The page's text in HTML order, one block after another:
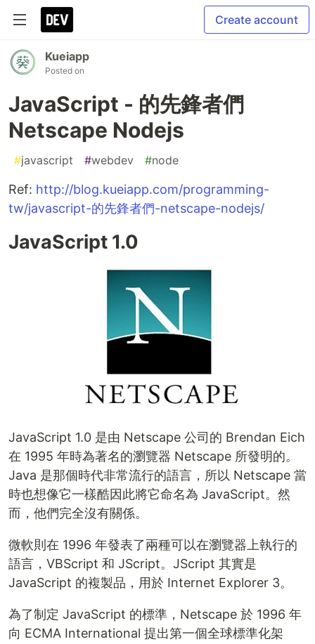
Create account
Kueiapp
Posted on
JavaScript - 的先鋒者們
Netscape Nodejs
#javascript #webdev #node
Ref: http://blog.kueiapp.com/programming-
tw/javascript-的先鋒者們-netscape-nodejs/
JavaScript 1.0
JavaScript 1.0 是由 Netscape 公司的 Brendan Eich
在 1995 年時為著名的瀏覽器 Netscape 所發明的。
Java 是那個時代非常流行的語言，所以 Netscape 當
時也想像它一樣酷因此將它命名為 JavaScript。然
而，他們完全沒有關係。
微軟則在 1996 年發表了兩種可以在瀏覽器上執行的
語言，VBScript 和 JScript。JScript 其實是
JavaScript 的複製品，用於 Internet Explorer 3。
為了制定 JavaScript 的標準，Netscape 於 1996 年
向 ECMA International 提出第一個全球標準化架